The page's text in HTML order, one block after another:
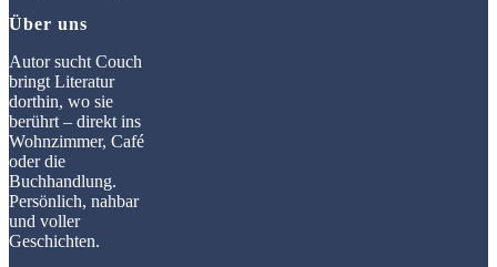
Über uns
Autor sucht Couch
bringt Literatur
dorthin, wo sie
berührt – direkt ins
Wohnzimmer, Café
oder die
Buchhandlung.
Persönlich, nahbar
und voller
Geschichten.